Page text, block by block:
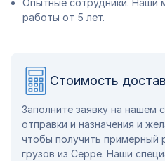
работы от 5 лет.
Стоимость
Заполните заявку на нашем
отправки и назначения и
чтобы получить примерный
грузов из Серре. Наши